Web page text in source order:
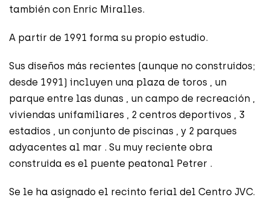
también con Enric Miralles.
A partir de 1991 forma su propio estudio.
Sus diseños más recientes (aunque no construidos;
desde 1991) incluyen una plaza de toros , un
parque entre las dunas , un campo de recreación ,
viviendas unifamiliares , 2 centros deportivos , 3
estadios , un conjunto de piscinas , y 2 parques
adyacentes al mar . Su muy reciente obra
construida es el puente peatonal Petrer .
Se le ha asignado el recinto ferial del Centro JVC.